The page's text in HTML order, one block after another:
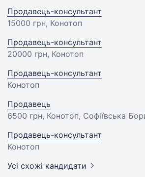
Продавець-консультант
15000 грн, Конотоп
Продавець-консультант
20000 грн, Конотоп
Продавець-консультант
Конотоп
Продавець
6500 грн, Конотоп, Софіївська
Продавець-консультант
Конотоп
Усі схожі кандидати